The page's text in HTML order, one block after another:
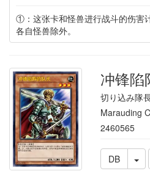
①：这张卡和怪兽进行战斗的伤害
各自怪兽除外。
冲锋陷
切り込み隊
Marauding
2460565
DB